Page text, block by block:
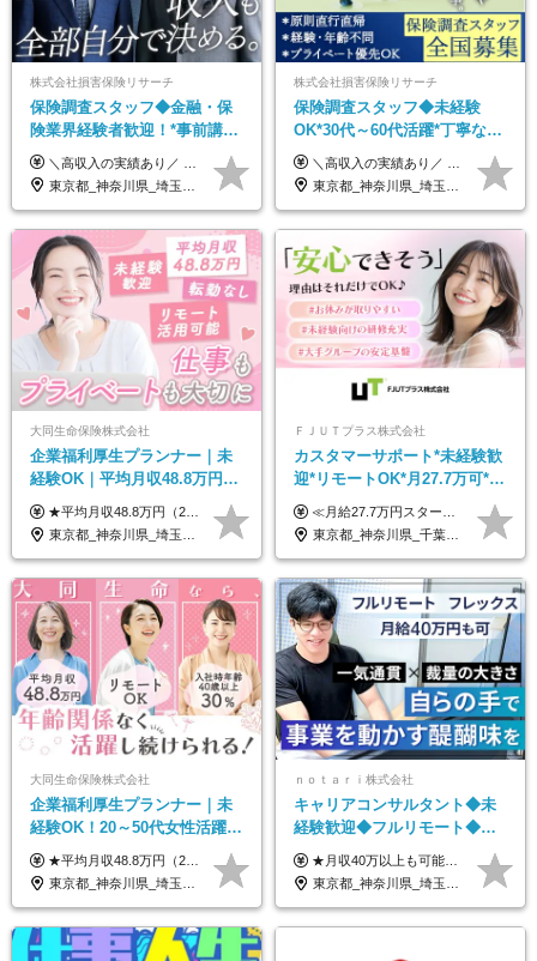
株式会社損害保険リサーチ
保険調査スタッフ◆金融・保
険業界経験者歓迎！*事前講習
あり*30代～60代活躍*調査は
原則直行直帰*高収入可
＼高収入の実績あり／ なかには年収1000万円を超える方もいらっしゃいます！ 【完全出来高報酬制】 ★仕事に慣れるまで収入をサポート 1か月目：報酬が通常の2倍 2か月目：報酬が通常の1.5倍 ※災害に関する業務については、収入サポートの対象外 ※試用期間はありません ＊＊＊業務報酬の例＊＊＊ ・事故原因調査（4箇所確認）…1万5000円～ ・有無責／不正請求疑義調査（自動車案件）…2万円～ ・医療調査（1箇所確認）…1万7000円～ ・書類取付（1箇所訪問）…3000円～ ※上記は目安になります ※実際の報酬は業務報酬に応じた個々のスキル・実績を加味したものになります
東京都_神奈川県_埼玉県_千葉県_大阪府_愛知県_北海道_青森県_岩手県_宮城県_秋田県_山形県_福島県_茨城県_栃木県_群馬県_新潟県_山梨県_長野県_富山県_石川県_福井県_静岡県_岐阜県_三重県_兵庫県_京都府_滋賀県_奈良県_和歌山県_広島県_岡山県_鳥取県_島根県_山口県_徳島県_香川県_愛媛県_高知県_福岡県_熊本県_佐賀県_長崎県_大分県_宮崎県_鹿児島県_沖縄県
株式会社損害保険リサーチ
保険調査スタッフ◆未経験
OK*30代～60代活躍*丁寧な講
習・サポートあり*原則直行直
帰／全国募集・業務委託
＼高収入の実績あり／ なかには年収1000万円を超えるスペシャリストもいらっしゃいます！ 【完全出来高報酬制】 ★仕事に慣れるまで収入をサポート 1か月目：報酬が通常の2倍 2か月目：報酬が通常の1.5倍 ※災害に関する業務については、収入サポートの対象外 ※試用期間はありません ＊＊＊業務報酬の例＊＊＊ ・事故原因調査（4箇所確認）…1万5000円～ ・有無責／不正請求疑義調査（自動車案件）…2万円～ ・医療調査（1箇所確認）…1万7000円～ ・書類取付（1箇所訪問）…3000円～ ※上記は目安になります ※実際の報酬は業務報酬に応じた個々のスキル・実績を加味したものになります
東京都_神奈川県_埼玉県_千葉県_大阪府_愛知県_北海道_青森県_岩手県_宮城県_秋田県_山形県_福島県_茨城県_栃木県_群馬県_新潟県_山梨県_長野県_富山県_石川県_福井県_静岡県_岐阜県_三重県_兵庫県_京都府_滋賀県_奈良県_和歌山県_広島県_岡山県_鳥取県_島根県_山口県_徳島県_香川県_愛媛県_高知県_福岡県_熊本県_佐賀県_長崎県_大分県_宮崎県_鹿児島県_沖縄県
大同生命保険株式会社
企業福利厚生プランナー｜未
経験OK｜平均月収48.8万円｜
リモートOK｜残業ほぼなし｜
転勤なし｜女性活躍中
★平均月収48.8万円（2025年度実績） ★安心の固定給＋賞与年2回＋インセンティブ！手当も充実 月給21万円～23万円＋諸手当＋インセンティブ＋賞与年2回 ※給与は年間平均の税込定例給与です。賞与は含みません。 ※約3週間の研修期間中は日当8000円を支給いたします。 ※試用期間6ヵ月あり（期間中の条件変更なし） ◆東京・神奈川・千葉・埼玉・愛知（一部）・京都・大阪・兵庫（一部）：月給23万円以上 ◆静岡（一部）・三重・岐阜：月給22万円以上 ◆上記以外の地域：月給21万円以上
東京都_神奈川県_埼玉県_千葉県_大阪府_愛知県_北海道_青森県_岩手県_宮城県_秋田県_山形県_福島県_茨城県_栃木県_群馬県_新潟県_山梨県_長野県_富山県_石川県_福井県_静岡県_岐阜県_三重県_兵庫県_京都府_滋賀県_奈良県_和歌山県_広島県_岡山県_鳥取県_島根県_山口県_徳島県_香川県_愛媛県_高知県_福岡県_熊本県_佐賀県_長崎県_大分県_宮崎県_鹿児島県_沖縄県
ＦＪＵＴプラス株式会社
カスタマーサポート*未経験歓
迎*リモートOK*月27.7万可*賞
与年2回*転勤なし*連休
OK/ZE010232
≪月給27.7万円スタートも可／賞与年2回≫ ■月給21万円～27.7万円＋各種手当＋賞与年2回 ※給与は勤務地に応じて変更します ※年齢や経験・スキルなどを考慮して決定します ※時間外手当は全額支給 ※上記は初年度の月給となります ※試用期間3ヶ月（その他待遇に差異はありません） 【固定残業代について】 なし（残業代は、実際の労働時間に応じて別途全額支給）
東京都_神奈川県_千葉県_大阪府_愛知県_北海道_長野県_石川県_広島県_福岡県
大同生命保険株式会社
企業福利厚生プランナー｜未
経験OK！20～50代女性活躍｜
リモートOK｜平均月収48.8万
｜子育て＆介護支援◎
★平均月収48.8万円（2025年度実績） ★安心の固定給＋賞与年2回＋インセンティブ！手当も充実 月給21万円～23万円＋諸手当＋インセンティブ＋賞与年2回 ※給与は年間平均の税込定例給与です。賞与は含みません。 ※約3週間の研修期間中は日当8000円を支給いたします。 ※試用期間6ヵ月あり（期間中の条件変更なし） ◆東京・神奈川・千葉・埼玉・愛知（一部）・京都・大阪・兵庫（一部）：月給23万円以上 ◆静岡（一部）・三重・岐阜：月給22万円以上 ◆上記以外の地域：月給21万円以上
東京都_神奈川県_埼玉県_千葉県_大阪府_愛知県_北海道_青森県_岩手県_宮城県_秋田県_山形県_福島県_茨城県_栃木県_群馬県_新潟県_山梨県_長野県_富山県_石川県_福井県_静岡県_岐阜県_三重県_兵庫県_京都府_滋賀県_奈良県_和歌山県_広島県_岡山県_鳥取県_島根県_山口県_徳島県_香川県_愛媛県_高知県_福岡県_熊本県_佐賀県_長崎県_大分県_宮崎県_鹿児島県_沖縄県
ｎｏｔａｒｉ株式会社
キャリアコンサルタント◆未
経験歓迎◆フルリモート◆フ
レックス制◆10時出勤・16時
退勤も可◆残業月10時間以内
★月収40万以上も可能！ ★能力・スキル・経験を考慮した年収額を設定します ■月給20万円～40万円＋決算賞与 ※経験・スキルを考慮のうえ決定します ※給与にはみなし残業代40時間分を含む。そのほか詳細に関しては別途面接時にご説明します ※試用期間3ヵ月あり。期間中の雇用形態・条件などに差異はありません
東京都_神奈川県_埼玉県_千葉県_大阪府_愛知県_北海道_青森県_岩手県_宮城県_秋田県_山形県_福島県_茨城県_栃木県_群馬県_新潟県_山梨県_長野県_富山県_石川県_福井県_静岡県_岐阜県_三重県_兵庫県_京都府_滋賀県_奈良県_和歌山県_広島県_岡山県_鳥取県_島根県_山口県_徳島県_香川県_愛媛県_高知県_福岡県_熊本県_佐賀県_長崎県_大分県_宮崎県_鹿児島県_沖縄県